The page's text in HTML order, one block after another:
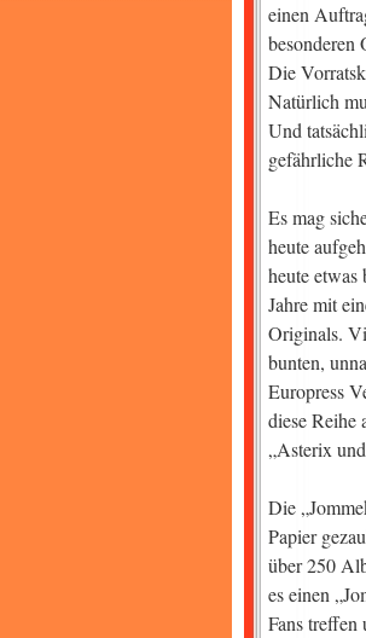
einen
besonderen
Die
Natürlich
Und
gefährliche
Es mag
heute
heute
Jahre mit
Originals.
bunten,
Europress
diese Reihe
„Asterix
Die
Papier
über 250
es einen
Fans